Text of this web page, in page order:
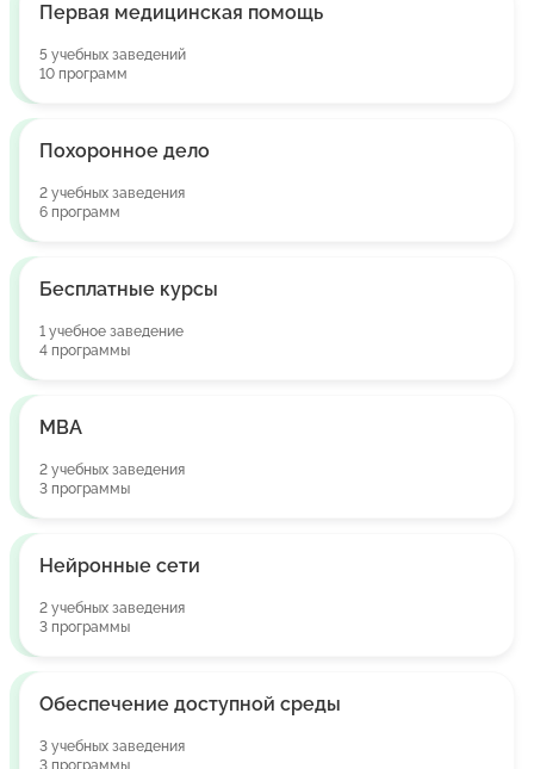
Первая медицинская помощь
5 учебных заведений
10 программ
Похоронное дело
2 учебных заведения
6 программ
Бесплатные курсы
1 учебное заведение
4 программы
MBA
2 учебных заведения
3 программы
Нейронные сети
2 учебных заведения
3 программы
Обеспечение доступной среды
3 учебных заведения
3 программы